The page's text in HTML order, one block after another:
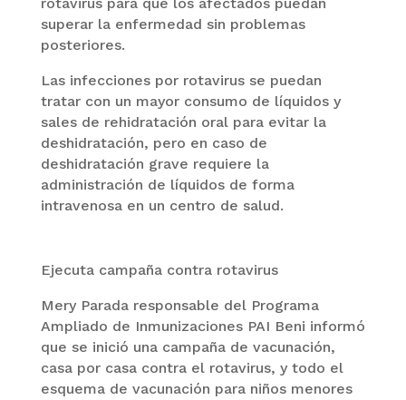
superar la enfermedad sin problemas
posteriores.
Las infecciones por rotavirus se puedan
tratar con un mayor consumo de líquidos y
sales de rehidratación oral para evitar la
deshidratación, pero en caso de
deshidratación grave requiere la
administración de líquidos de forma
intravenosa en un centro de salud.
Ejecuta campaña contra rotavirus
Mery Parada responsable del Programa
Ampliado de Inmunizaciones PAI Beni informó
que se inició una campaña de vacunación,
casa por casa contra el rotavirus, y todo el
esquema de vacunación para niños menores